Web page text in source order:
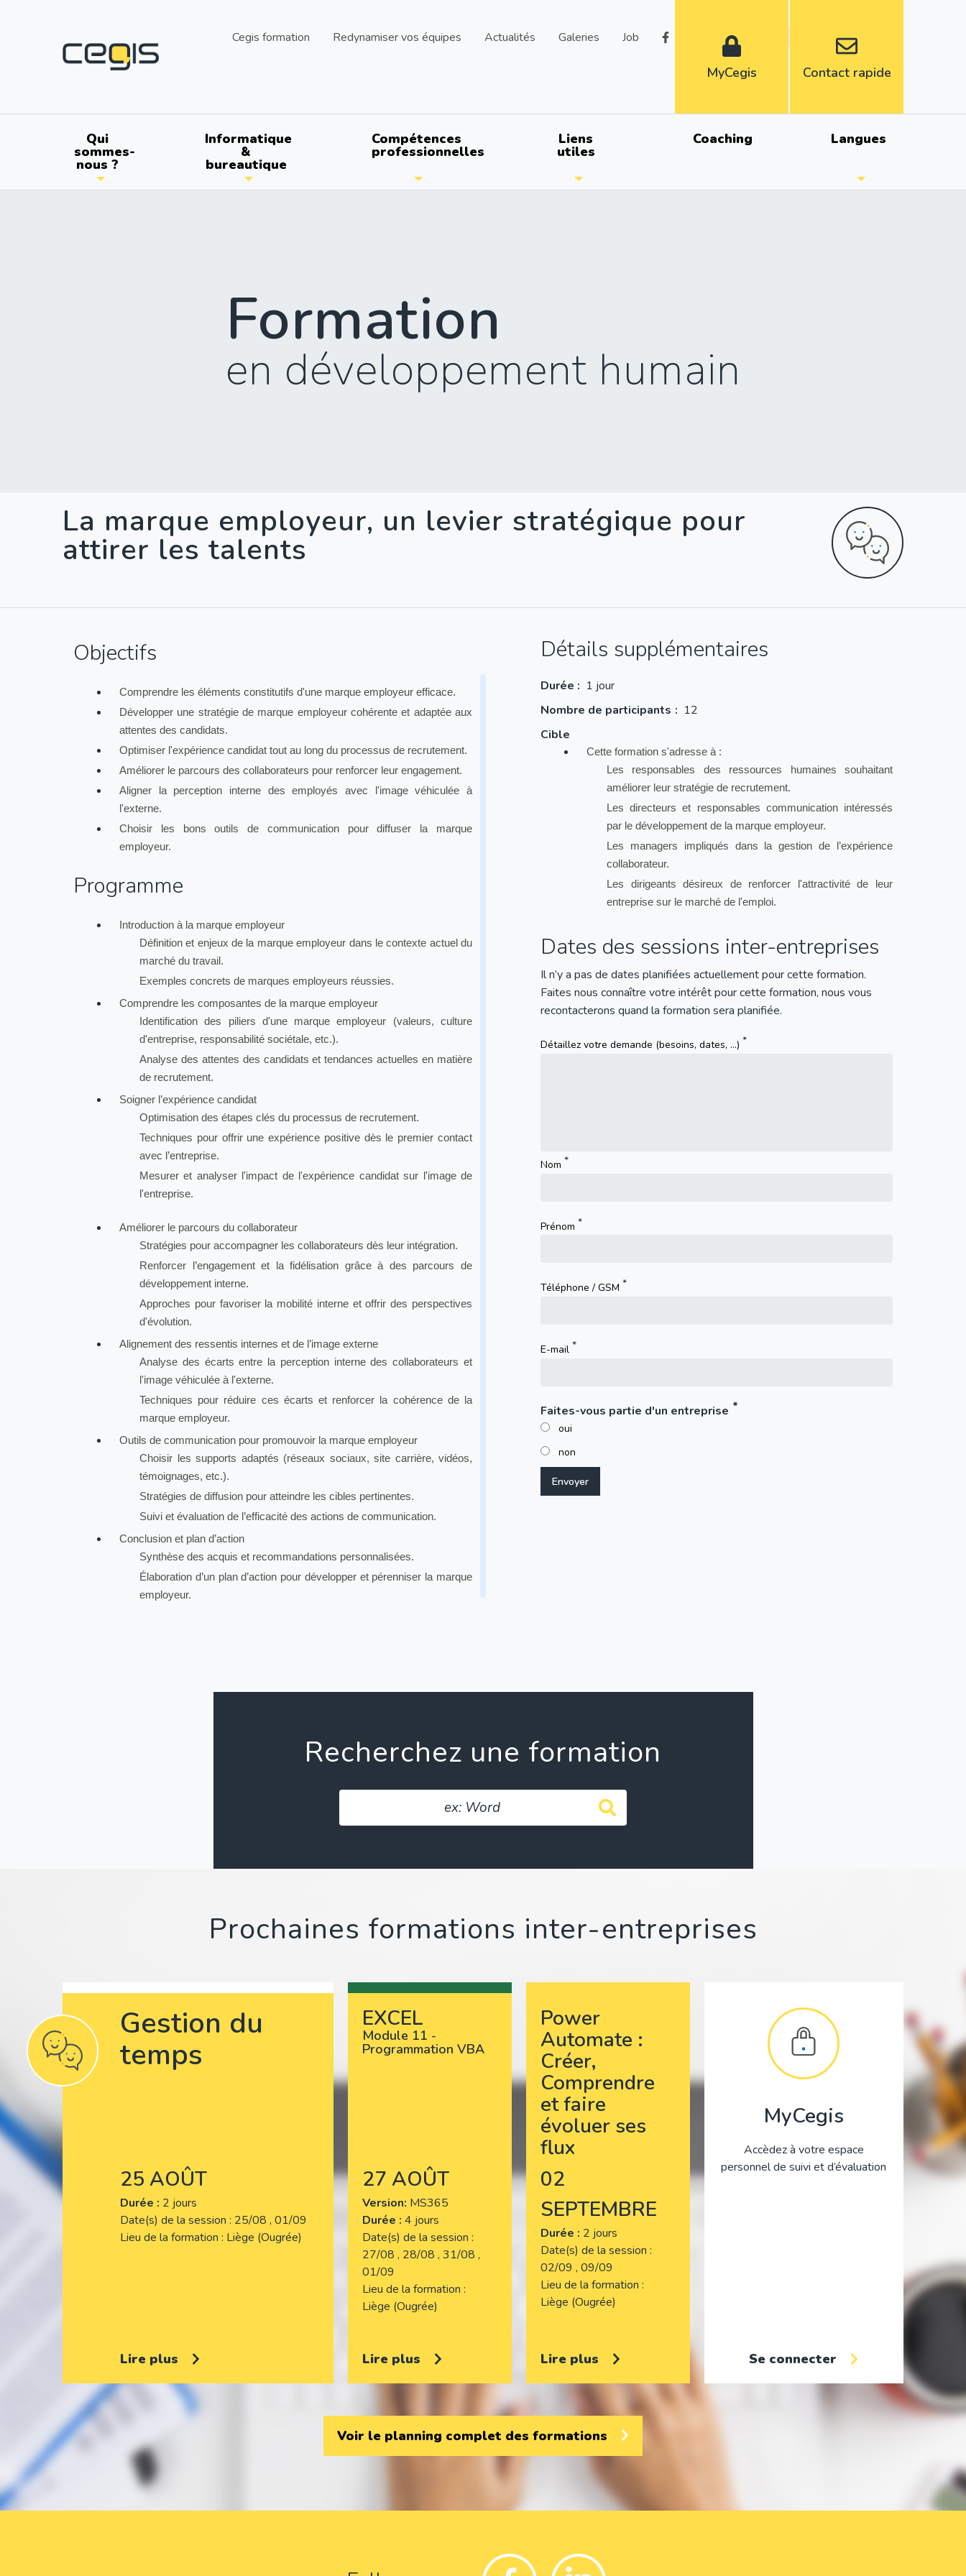
utils
Cegis formation Redynamiser vos équipes Actualités Galeries Job
Main
navigation
Qui
sommes-
nous ?
Informatique
&
bureautique
Compétences
professionnelles
Liens
utiles
Coaching Langues
MyCegis Contact rapide
Formation
en développement humain
La marque employeur, un levier stratégique pour
attirer les talents
Objectifs
Comprendre les éléments constitutifs d'une marque employeur efficace.
Développer une stratégie de marque employeur cohérente et adaptée aux
attentes des candidats.
Optimiser l'expérience candidat tout au long du processus de recrutement.
Améliorer le parcours des collaborateurs pour renforcer leur engagement.
Aligner la perception interne des employés avec l'image véhiculée à
l'externe.
Choisir les bons outils de communication pour diffuser la marque
employeur.
Programme
Introduction à la marque employeur
Définition et enjeux de la marque employeur dans le contexte actuel du
marché du travail.
Exemples concrets de marques employeurs réussies.
Comprendre les composantes de la marque employeur
Identification des piliers d'une marque employeur (valeurs, culture
d'entreprise, responsabilité sociétale, etc.).
Analyse des attentes des candidats et tendances actuelles en matière
de recrutement.
Soigner l’expérience candidat
Optimisation des étapes clés du processus de recrutement.
Techniques pour offrir une expérience positive dès le premier contact
avec l’entreprise.
Mesurer et analyser l'impact de l'expérience candidat sur l'image de
l'entreprise.
Améliorer le parcours du collaborateur
Stratégies pour accompagner les collaborateurs dès leur intégration.
Renforcer l’engagement et la fidélisation grâce à des parcours de
développement interne.
Approches pour favoriser la mobilité interne et offrir des perspectives
d'évolution.
Alignement des ressentis internes et de l’image externe
Analyse des écarts entre la perception interne des collaborateurs et
l'image véhiculée à l'externe.
Techniques pour réduire ces écarts et renforcer la cohérence de la
marque employeur.
Outils de communication pour promouvoir la marque employeur
Choisir les supports adaptés (réseaux sociaux, site carrière, vidéos,
témoignages, etc.).
Stratégies de diffusion pour atteindre les cibles pertinentes.
Suivi et évaluation de l’efficacité des actions de communication.
Conclusion et plan d’action
Synthèse des acquis et recommandations personnalisées.
Élaboration d’un plan d’action pour développer et pérenniser la marque
employeur.
Détails supplémentaires
Durée : 1 jour
Nombre de participants
12
Cible
Cette formation s'adresse à :
Les responsables des ressources humaines souhaitant
améliorer leur stratégie de recrutement.
Les directeurs et responsables communication intéressés
par le développement de la marque employeur.
Les managers impliqués dans la gestion de l’expérience
collaborateur.
Les dirigeants désireux de renforcer l'attractivité de leur
entreprise sur le marché de l'emploi.
Dates des sessions inter-entreprises
Il n’y a pas de dates planifiées actuellement pour cette formation.
Faites nous connaître votre intérêt pour cette formation, nous vous
recontacterons quand la formation sera planifiée.
Détaillez votre demande (besoins, dates, ...)
Nom
Prénom
Téléphone / GSM
E-mail
Faites-vous partie d'un entreprise
oui
non
Recherchez une formation
Prochaines formations inter-entreprises
Gestion du
temps
25 AOÛT
Durée : 2 jours
Date(s) de la session 25/08 , 01/09
Lieu de la formation Liège (Ougrée)
Lire plus
EXCEL
Module 11 -
Programmation VBA
27 AOÛT
Version MS365
Durée : 4 jours
Date(s) de la session
27/08 , 28/08 , 31/08 ,
01/09
Lieu de la formation
Liège (Ougrée)
Lire plus
Power
Automate :
Créer,
Comprendre
et faire
évoluer ses
flux
02
SEPTEMBRE
Durée : 2 jours
Date(s) de la session
02/09 , 09/09
Lieu de la formation
Liège (Ougrée)
Lire plus
MyCegis
Accèdez à votre espace
personnel de suivi et d’évaluation
Se connecter
Voir le planning complet des formations
Facebook Linkedin